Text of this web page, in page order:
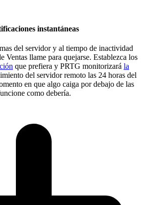
instantáneas
del servidor y al tiempo de inactividad
Ventas llame para quejarse. Establezca los
que prefiera y PRTG monitorizará la
del servidor remoto las 24 horas del
en que algo caiga por debajo de las
como debería.